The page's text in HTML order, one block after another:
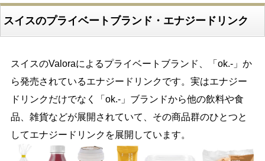
スイスのプライベートブランド・エナジードリンク
スイスのValoraによるプライベートブランド、「ok.-」か
ら発売されているエナジードリンクです。実はエナジー
ドリンクだけでなく「ok.-」ブランドから他の飲料や食
品、雑貨などが展開されていて、その商品群のひとつと
してエナジードリンクを展開しています。